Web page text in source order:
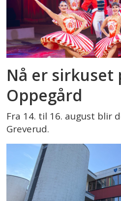
Nå er sirkuset
Oppegård
Fra 14. til 16. august blir
Greverud.